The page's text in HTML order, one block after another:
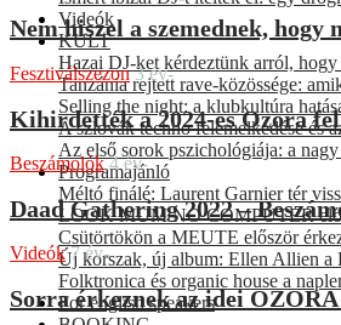
Videók
KULT
Hazai DJ-ket kérdeztünk arról,
Tanzánia rejtett rave-közössége:
Selling the night: a klubkultúra
A szlovák techno felemelkedése és
Az első sorok pszichológiája: a
Programajánló
Méltó finálé: Laurent Garnier tér
LOOK MUM NO COMPUTER
Csütörtökön a MEUTE először
Új korszak, új album: Ellen Allien a
Folktronica és organic house a
For english speakers
Nem hiszel a szemednek,
Fesztiválszezon 3 év-
Kihirdették a 2024-es Ozora
Beszámolók 4 év-
Daad Gathering 2022 –
Videók 7 év-
Sorra érkeznek az idei